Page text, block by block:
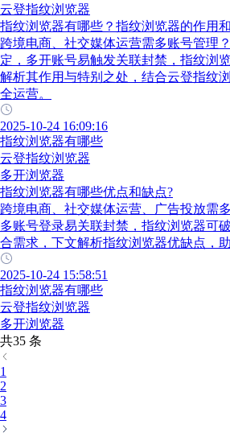
云登指纹浏览器
指纹浏览器有哪些？指纹浏览器的作用
跨境电商、社交媒体运营需多账号管理
定，多开账号易触发关联封禁，指纹浏
解析其作用与特别之处，结合云登指纹
全运营。
2025-10-24 16:09:16
指纹浏览器有哪些
云登指纹浏览器
多开浏览器
指纹浏览器有哪些优点和缺点?
跨境电商、社交媒体运营、广告投放需
多账号登录易关联封禁，指纹浏览器可
合需求，下文解析指纹浏览器优缺点，
2025-10-24 15:58:51
指纹浏览器有哪些
云登指纹浏览器
多开浏览器
共35 条
1
2
3
4